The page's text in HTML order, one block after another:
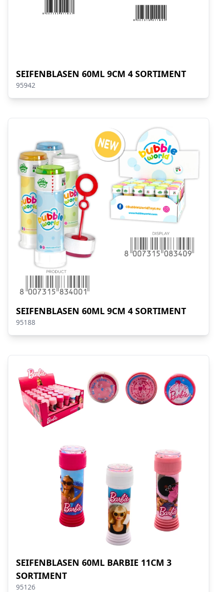
SEIFENBLASEN 60ML 9CM 4 SORTIMENT
95942
SEIFENBLASEN 60ML 9CM 4 SORTIMENT
95188
SEIFENBLASEN 60ML BARBIE 11CM 3
SORTIMENT
95126